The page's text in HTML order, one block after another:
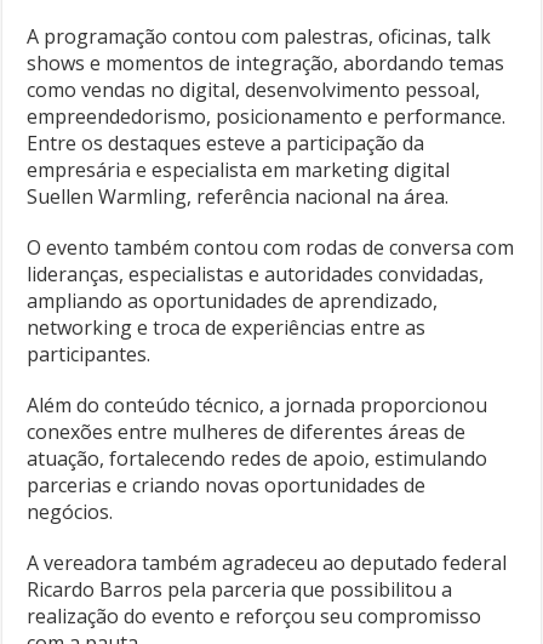
A programação contou com palestras, oficinas, talk
shows e momentos de integração, abordando temas
como vendas no digital, desenvolvimento pessoal,
empreendedorismo, posicionamento e performance.
Entre os destaques esteve a participação da
empresária e especialista em marketing digital
Suellen Warmling, referência nacional na área.
O evento também contou com rodas de conversa com
lideranças, especialistas e autoridades convidadas,
ampliando as oportunidades de aprendizado,
networking e troca de experiências entre as
participantes.
Além do conteúdo técnico, a jornada proporcionou
conexões entre mulheres de diferentes áreas de
atuação, fortalecendo redes de apoio, estimulando
parcerias e criando novas oportunidades de
negócios.
A vereadora também agradeceu ao deputado federal
Ricardo Barros pela parceria que possibilitou a
realização do evento e reforçou seu compromisso